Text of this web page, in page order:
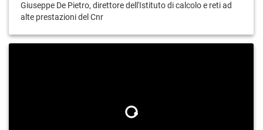
Giuseppe De Pietro, direttore dell'Istituto di calcolo e reti ad
alte prestazioni del Cnr